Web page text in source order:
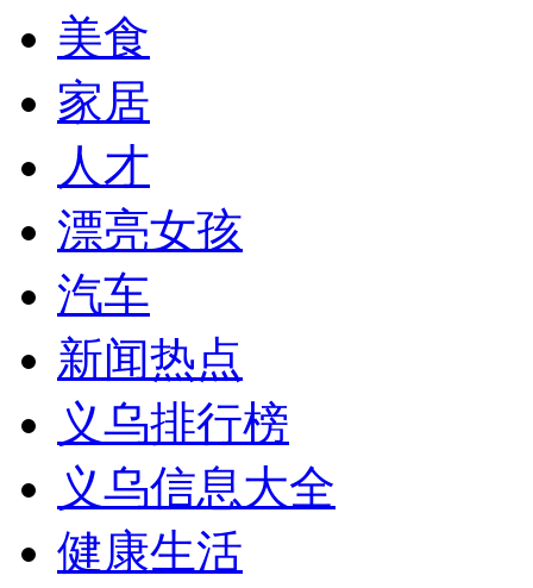
美食
家居
人才
漂亮女孩
汽车
新闻热点
义乌排行榜
义乌信息大全
健康生活